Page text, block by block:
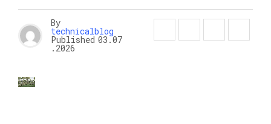
By
technicalblog
Published 03.07
.2026